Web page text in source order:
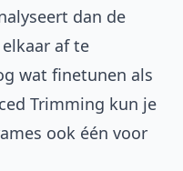
dan de
af te
wat finetunen als
Trimming kun je
ook één voor